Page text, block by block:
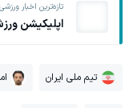
تازه‌ترین اخبار
اپلیکیشن
تیم ملی ایران